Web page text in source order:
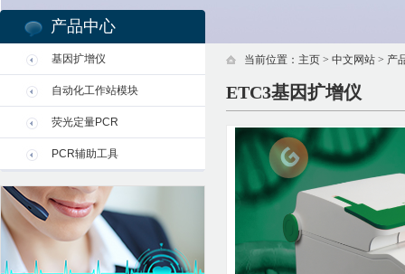
产品中心
基因扩增仪
自动化工作站模块
荧光定量PCR
PCR辅助工具
当前位置： 主页 > 中文网站 > 产
ETC3基因扩增仪